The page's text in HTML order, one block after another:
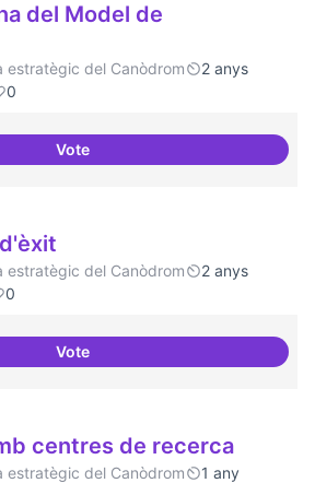
del Model de
estratègic del Canòdrom
2 anys
0
VoteRevisió interna del Model de
estratègic del Canòdrom
2 anys
0
VoteResidències d'èxit
centres de recerca
estratègic del Canòdrom
1 any